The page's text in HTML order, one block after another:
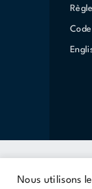
Nous utilisons
Une